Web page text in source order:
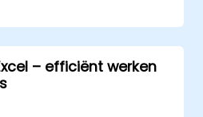
Excel VBA-
robuust foutbeheer,
het maken van
het automatiseren van
– waarmee
tussen eenvoudige
– efficiënt werken